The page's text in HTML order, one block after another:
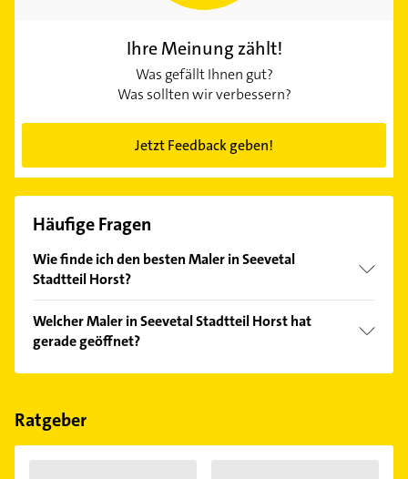
Ihre Meinung zählt!
Was gefällt Ihnen gut?
Was sollten wir verbessern?
Jetzt Feedback geben!
Häufige Fragen
Wie finde ich den besten Maler in Seevetal
Stadtteil Horst?
Kundenmeinungen und profitieren Sie von den
Empfehlungen. Die Suchergebnisse können Sie sich
einfach nachBewertungensortiert anzeigen lassen.
Welcher Maler in Seevetal Stadtteil Horst hat
gerade geöffnet?
Im Anbieter-Bereich finden Sie alleÖffnungszeiten.
Feiertagen abweichen können.
Ratgeber